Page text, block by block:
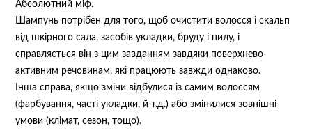
Абсолютний міф.
Шампунь потрібен для того, щоб очистити волосся і скальп
від шкірного сала, засобів укладки, бруду і пилу, і
справляється він з цим завданням завдяки поверхнево-
активним речовинам, які працюють завжди однаково.
Інша справа, якщо зміни відбулися із самим волоссям
(фарбування, часті укладки, й т.д.) або змінилися зовнішні
умови (клімат, сезон, тощо).